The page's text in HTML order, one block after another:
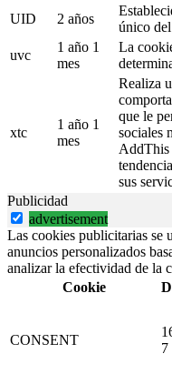
UID
2 años
único
uvc
1 año 1
mes
La
xtc
1 año 1
mes
Realiza
que le
sociales
AddThis
sus
Publicidad
advertisement
Las cookies publicitarias se
anuncios personalizados
analizar la efectividad de la
Cookie
CONSENT
7